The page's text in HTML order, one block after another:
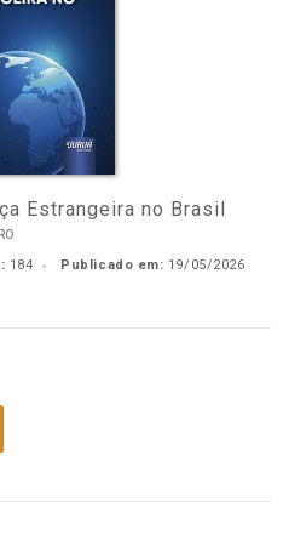
Estrangeira no Brasil
184 Publicado em: 19/05/2026